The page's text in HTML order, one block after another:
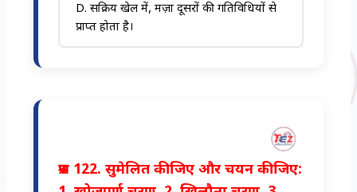
D. सक्रिय खेल में, मज़ा दूसरों की गतिविधियों से
प्राप्त होता है।
प्रश्न 122. सुमेलित कीजिए और चयन कीजिए: